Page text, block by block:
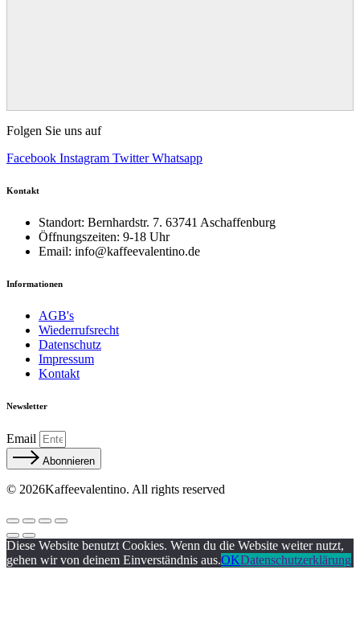
Folgen Sie uns auf
Facebook Instagram Twitter Whatsapp
Kontakt
Standort: Bernhardstr. 7. 63741 Aschaffenburg
Öffnungszeiten: 9-18 Uhr
Email: info@kaffeevalentino.de
Informationen
AGB's
Wiederrufsrecht
Datenschutz
Impressum
Kontakt
Newsletter
Email
Abonnieren
© 2026Kaffeevalentino. All rights reserved
Diese Website benutzt Cookies. Wenn du die Website weiter nutzt,
gehen wir von deinem Einverständnis aus.OKDatenschutzerklärung